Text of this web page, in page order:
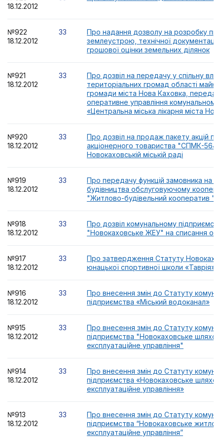
18.12.2012
№922
18.12.2012
33
Про надання дозволу на розробку
землеустрою, технічної
грошової оцінки земельних ділянок
№921
18.12.2012
33
Про дозвіл на передачу у спільну
територіальних громад області
громади міста Нова Каховка,
оперативне управління комунальному
«Центральна міська лікарня міста
№920
18.12.2012
33
Про дозвіл на продаж пакету акцій
акціонерного товариства "СПМК-
Новокаховській міській раді
№919
18.12.2012
33
Про передачу функцій замовника на
будівництва обслуговуючому
"Житлово-будівельний кооператив
№918
18.12.2012
33
Про дозвіл комунальному
"Новокаховське ЖЕУ" на списання
№917
18.12.2012
33
Про затвердження Статуту
юнацької спортивної школи «Таврія» у
№916
18.12.2012
33
Про внесення змін до Статуту
підприємства «Міський водоканал»
№915
18.12.2012
33
Про внесення змін до Статуту
підприємства "Новокаховське
експлуатаційне управління"
№914
18.12.2012
33
Про внесення змін до Статуту
підприємства «Новокаховське
експлуатаційне управління»
№913
18.12.2012
33
Про внесення змін до Статуту
підприємства “Новокаховське
експлуатаційне управління”